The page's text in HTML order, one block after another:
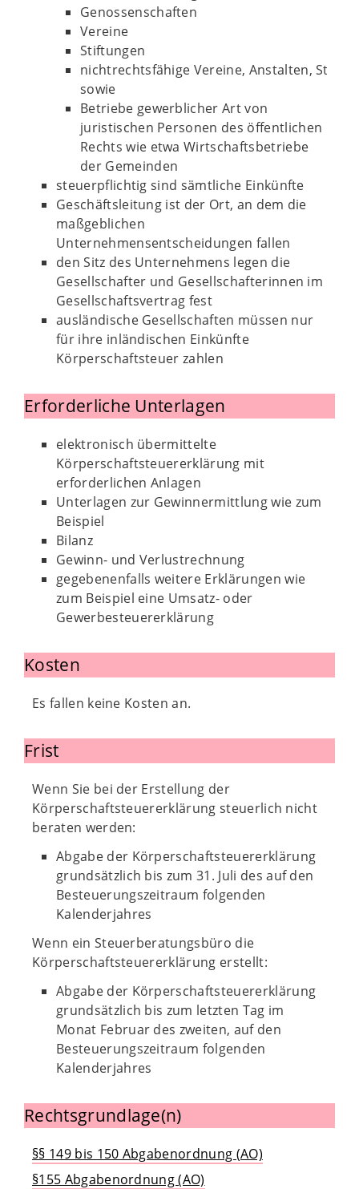
Genossenschaften
Vereine
Stiftungen
nichtrechtsfähige Vereine, Anstalten,
sowie
Betriebe gewerblicher Art von
juristischen Personen des öffentlichen
Rechts wie etwa Wirtschaftsbetriebe
der Gemeinden
steuerpflichtig sind sämtliche Einkünfte
Geschäftsleitung ist der Ort, an dem die
maßgeblichen
Unternehmensentscheidungen fallen
den Sitz des Unternehmens legen die
Gesellschafter und Gesellschafterinnen im
Gesellschaftsvertrag fest
ausländische Gesellschaften müssen nur
für ihre inländischen Einkünfte
Körperschaftsteuer zahlen
Erforderliche Unterlagen
elektronisch übermittelte
Körperschaftsteuererklärung mit
erforderlichen Anlagen
Unterlagen zur Gewinnermittlung wie zum
Beispiel
Bilanz
Gewinn- und Verlustrechnung
gegebenenfalls weitere Erklärungen wie
zum Beispiel eine Umsatz- oder
Gewerbesteuererklärung
Kosten
Es fallen keine Kosten an.
Frist
Wenn Sie bei der Erstellung der
Körperschaftsteuererklärung steuerlich nicht
beraten werden:
Abgabe der Körperschaftsteuererklärung
grundsätzlich bis zum 31. Juli des auf den
Besteuerungszeitraum folgenden
Kalenderjahres
Wenn ein Steuerberatungsbüro die
Körperschaftsteuererklärung erstellt:
Abgabe der Körperschaftsteuererklärung
grundsätzlich bis zum letzten Tag im
Monat Februar des zweiten, auf den
Besteuerungszeitraum folgenden
Kalenderjahres
Rechtsgrundlage(n)
§§ 149 bis 150 Abgabenordnung (AO)
§155 Abgabenordnung (AO)